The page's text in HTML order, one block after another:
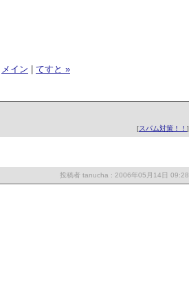
メイン てすと »
[スパム対策！！ ]
投稿者 tanucha : 2006年05月14日 09:28